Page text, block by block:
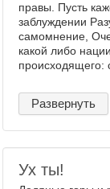
правы. Пусть
заблуждении
самомнение,
какой либо
происходящего:
Развернуть
Ух ты!